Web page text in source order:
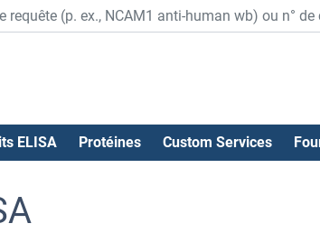
ELISA Protéines Custom Services